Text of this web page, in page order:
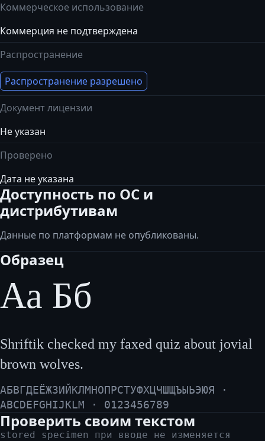
Коммерческое использование
Коммерция не подтверждена
Распространение
Распространение разрешено
Документ лицензии
Не указан
Проверено
Дата не указана
Доступность по ОС и
дистрибутивам
Данные по платформам не опубликованы.
Образец
Аа Бб
Shriftik checked my faxed quiz about jovial
brown wolves.
АБВГДЕЁЖЗИЙКЛМНОПРСТУФХЦЧШЩЪЫЬЭЮЯ ·
ABCDEFGHIJKLM · 0123456789
Проверить своим текстом
stored specimen при вводе не изменяется